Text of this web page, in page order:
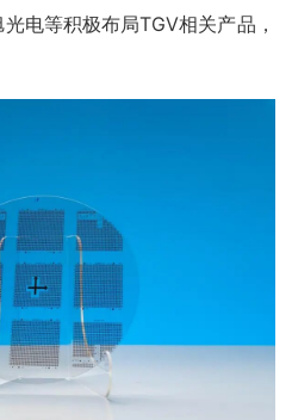
电等积极布局TGV相关产品，